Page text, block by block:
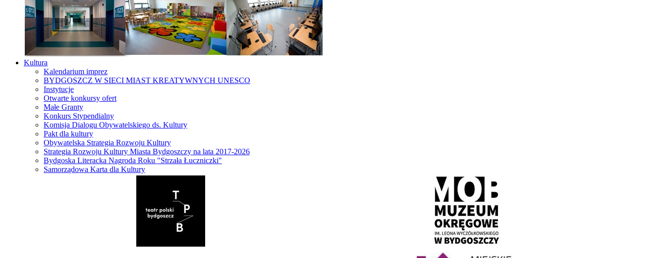
Kultura
Kalendarium imprez
BYDGOSZCZ W SIECI MIAST KREATYWNYCH UNESCO
Instytucje
Otwarte konkursy ofert
Małe Granty
Konkurs Stypendialny
Komisja Dialogu Obywatelskiego ds. Kultury
Pakt dla kultury
Obywatelska Strategia Rozwoju Kultury
Strategia Rozwoju Kultury Miasta Bydgoszczy na lata 2017-2026
Bydgoska Literacka Nagroda Roku "Strzała Łuczniczki"
Samorządowa Karta dla Kultury